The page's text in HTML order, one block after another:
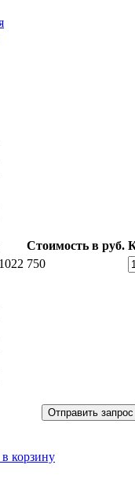
Стоимость в руб.
750
Отправить запрос
корзину